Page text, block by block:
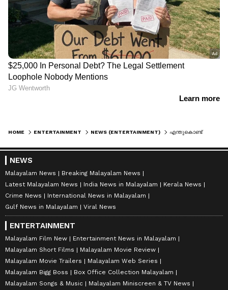
HOME ENTERTAINMENT NEWS (ENTERTAINMENT)
NEWS
Malayalam News
Breaking Malayalam News
Latest Malayalam News
India News in Malayalam
Kerala News
Crime News
International News in Malayalam
Gulf News in Malayalam
Viral News
ENTERTAINMENT
Malayalam Film New
Entertainment News in Malayalam
Malayalam Short Films
Malayalam Movie Review
Malayalam Movie Trailers
Malayalam Web Series
Malayalam Bigg Boss
Box Office Collection Malayalam
Malayalam Songs & Music
Malayalam Miniscreen & TV News